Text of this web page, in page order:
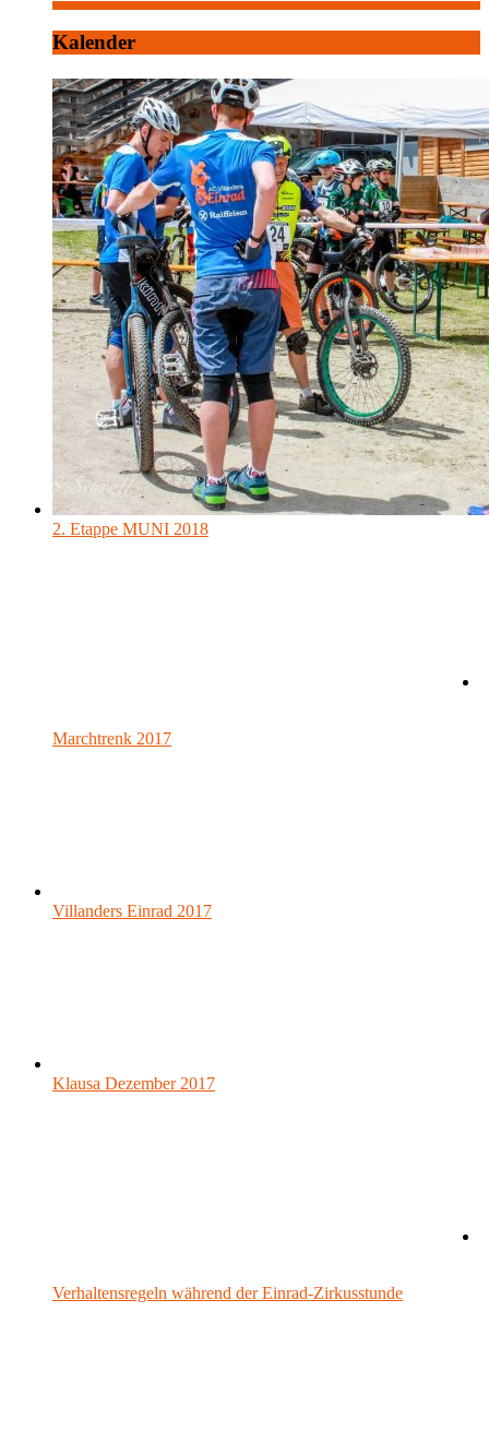
Kalender
2. Etappe MUNI 2018
Marchtrenk 2017
Villanders Einrad 2017
Klausa Dezember 2017
Verhaltensregeln während der Einrad-Zirkusstunde